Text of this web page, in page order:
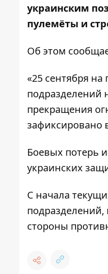
украинским
пулемёты и
Об этом
«25 сентября
подразделений
прекращения
зафиксировано
Боевых потерь
украинских
С начала
стороны